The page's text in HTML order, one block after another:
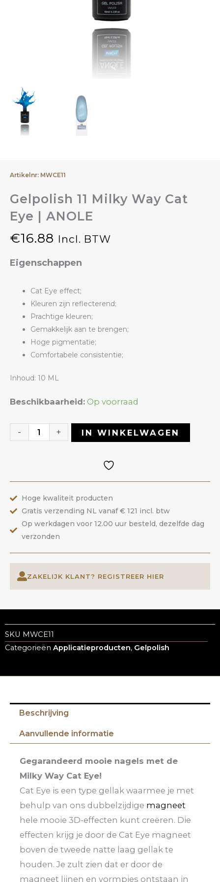
Artikelnr: MWCE11
Gelpolish 11 Milky Way Cat
Eye | ANOLE
€16.88 Incl. BTW
Eigenschappen
Cat Eye effect;
Kleuren zijn reflecterend;
Prachtige kleuren;
Gemakkelijk aan te brengen;
Hoge pigmentatie;
Comfortabele consistentie;
Inhoud: 10 ML
Beschikbaarheid: Op voorraad
-
Gelpolish
Milky
ANOLE
aantal
+ IN WINKELWAGEN
Hoge kwaliteit producten
Gratis verzending NL vanaf € 121 incl. btw
Op werkdagen voor 12.00 uur besteld, dezelfde dag
verzonden
ZAKELIJK KLANT? REGISTREER HIER
SKU MWCE11
Categorieën Applicatieproducten, Gelpolish
Beschrijving
Aanvullende informatie
Gegarandeerd mooie nagels met de
Milky Way Cat Eye!
Cat Eye is een type gellak waarmee je met
behulp van ons dubbelzijdige magneet
hele mooie 3D-effecten kunt creëren. Die
effecten krijg je door de Cat Eye magneet
boven de tweede natte laag gellak te
houden. Je zult zien dat er door de
magneet lijnen en vormpjes ontstaan in